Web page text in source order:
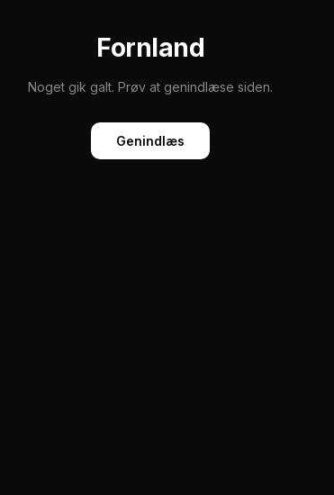
Fornland
Noget gik galt. Prøv at genindlæse siden.
Genindlæs